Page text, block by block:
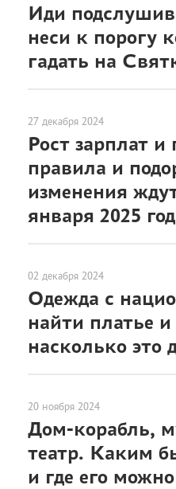
Иди
неси к порогу
гадать на
27 декабря 2024
Рост зарплат
правила и
изменения
января 2025
02 декабря 2024
Одежда с
найти платье
насколько это
20 ноября 2024
Дом-корабль,
театр. Каким
и где его